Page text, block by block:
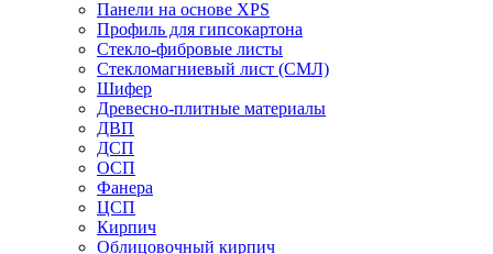
Панели на основе XPS
Профиль для гипсокартона
Стекло-фибровые листы
Стекломагниевый лист (СМЛ)
Шифер
Древесно-плитные материалы
ДВП
ДСП
ОСП
Фанера
ЦСП
Кирпич
Облицовочный кирпич